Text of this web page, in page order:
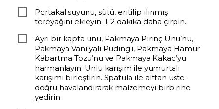
Portakal suyunu, sütü, eritilip ılınmış
tereyağını ekleyin. 1-2 dakika daha çırpın.
Ayrı bir kapta unu, Pakmaya Pirinç Unu’nu,
Pakmaya Vanilyalı Puding’i, Pakmaya Hamur
Kabartma Tozu’nu ve Pakmaya Kakao’yu
harmanlayın. Unlu karışım ile yumurtalı
karışımı birleştirin. Spatula ile alttan üste
doğru havalandırarak malzemeyi birbirine
yedirin.